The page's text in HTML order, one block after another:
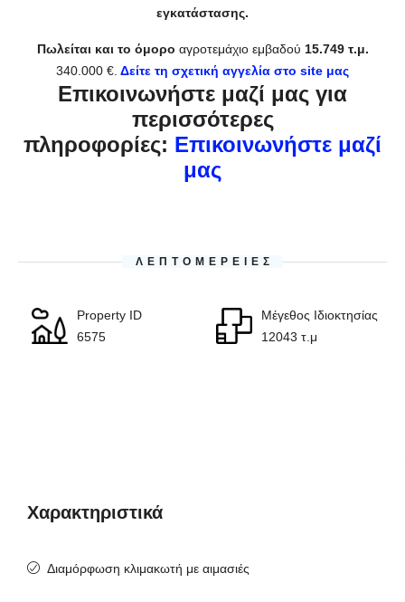
εγκατάστασης.
Πωλείται και το όμορο αγροτεμάχιο εμβαδού 15.749 τ.μ.
340.000 €. Δείτε τη σχετική αγγελία στο site μας
Επικοινωνήστε μαζί μας για
περισσότερες
πληροφορίες: Επικοινωνήστε μαζί
μας
ΛΕΠΤΟΜΈΡΕΙΕΣ
Property ID
6575
Μέγεθος Ιδιοκτησίας
12043 τ.μ
Χαρακτηριστικά
Διαμόρφωση κλιμακωτή με αιμασιές